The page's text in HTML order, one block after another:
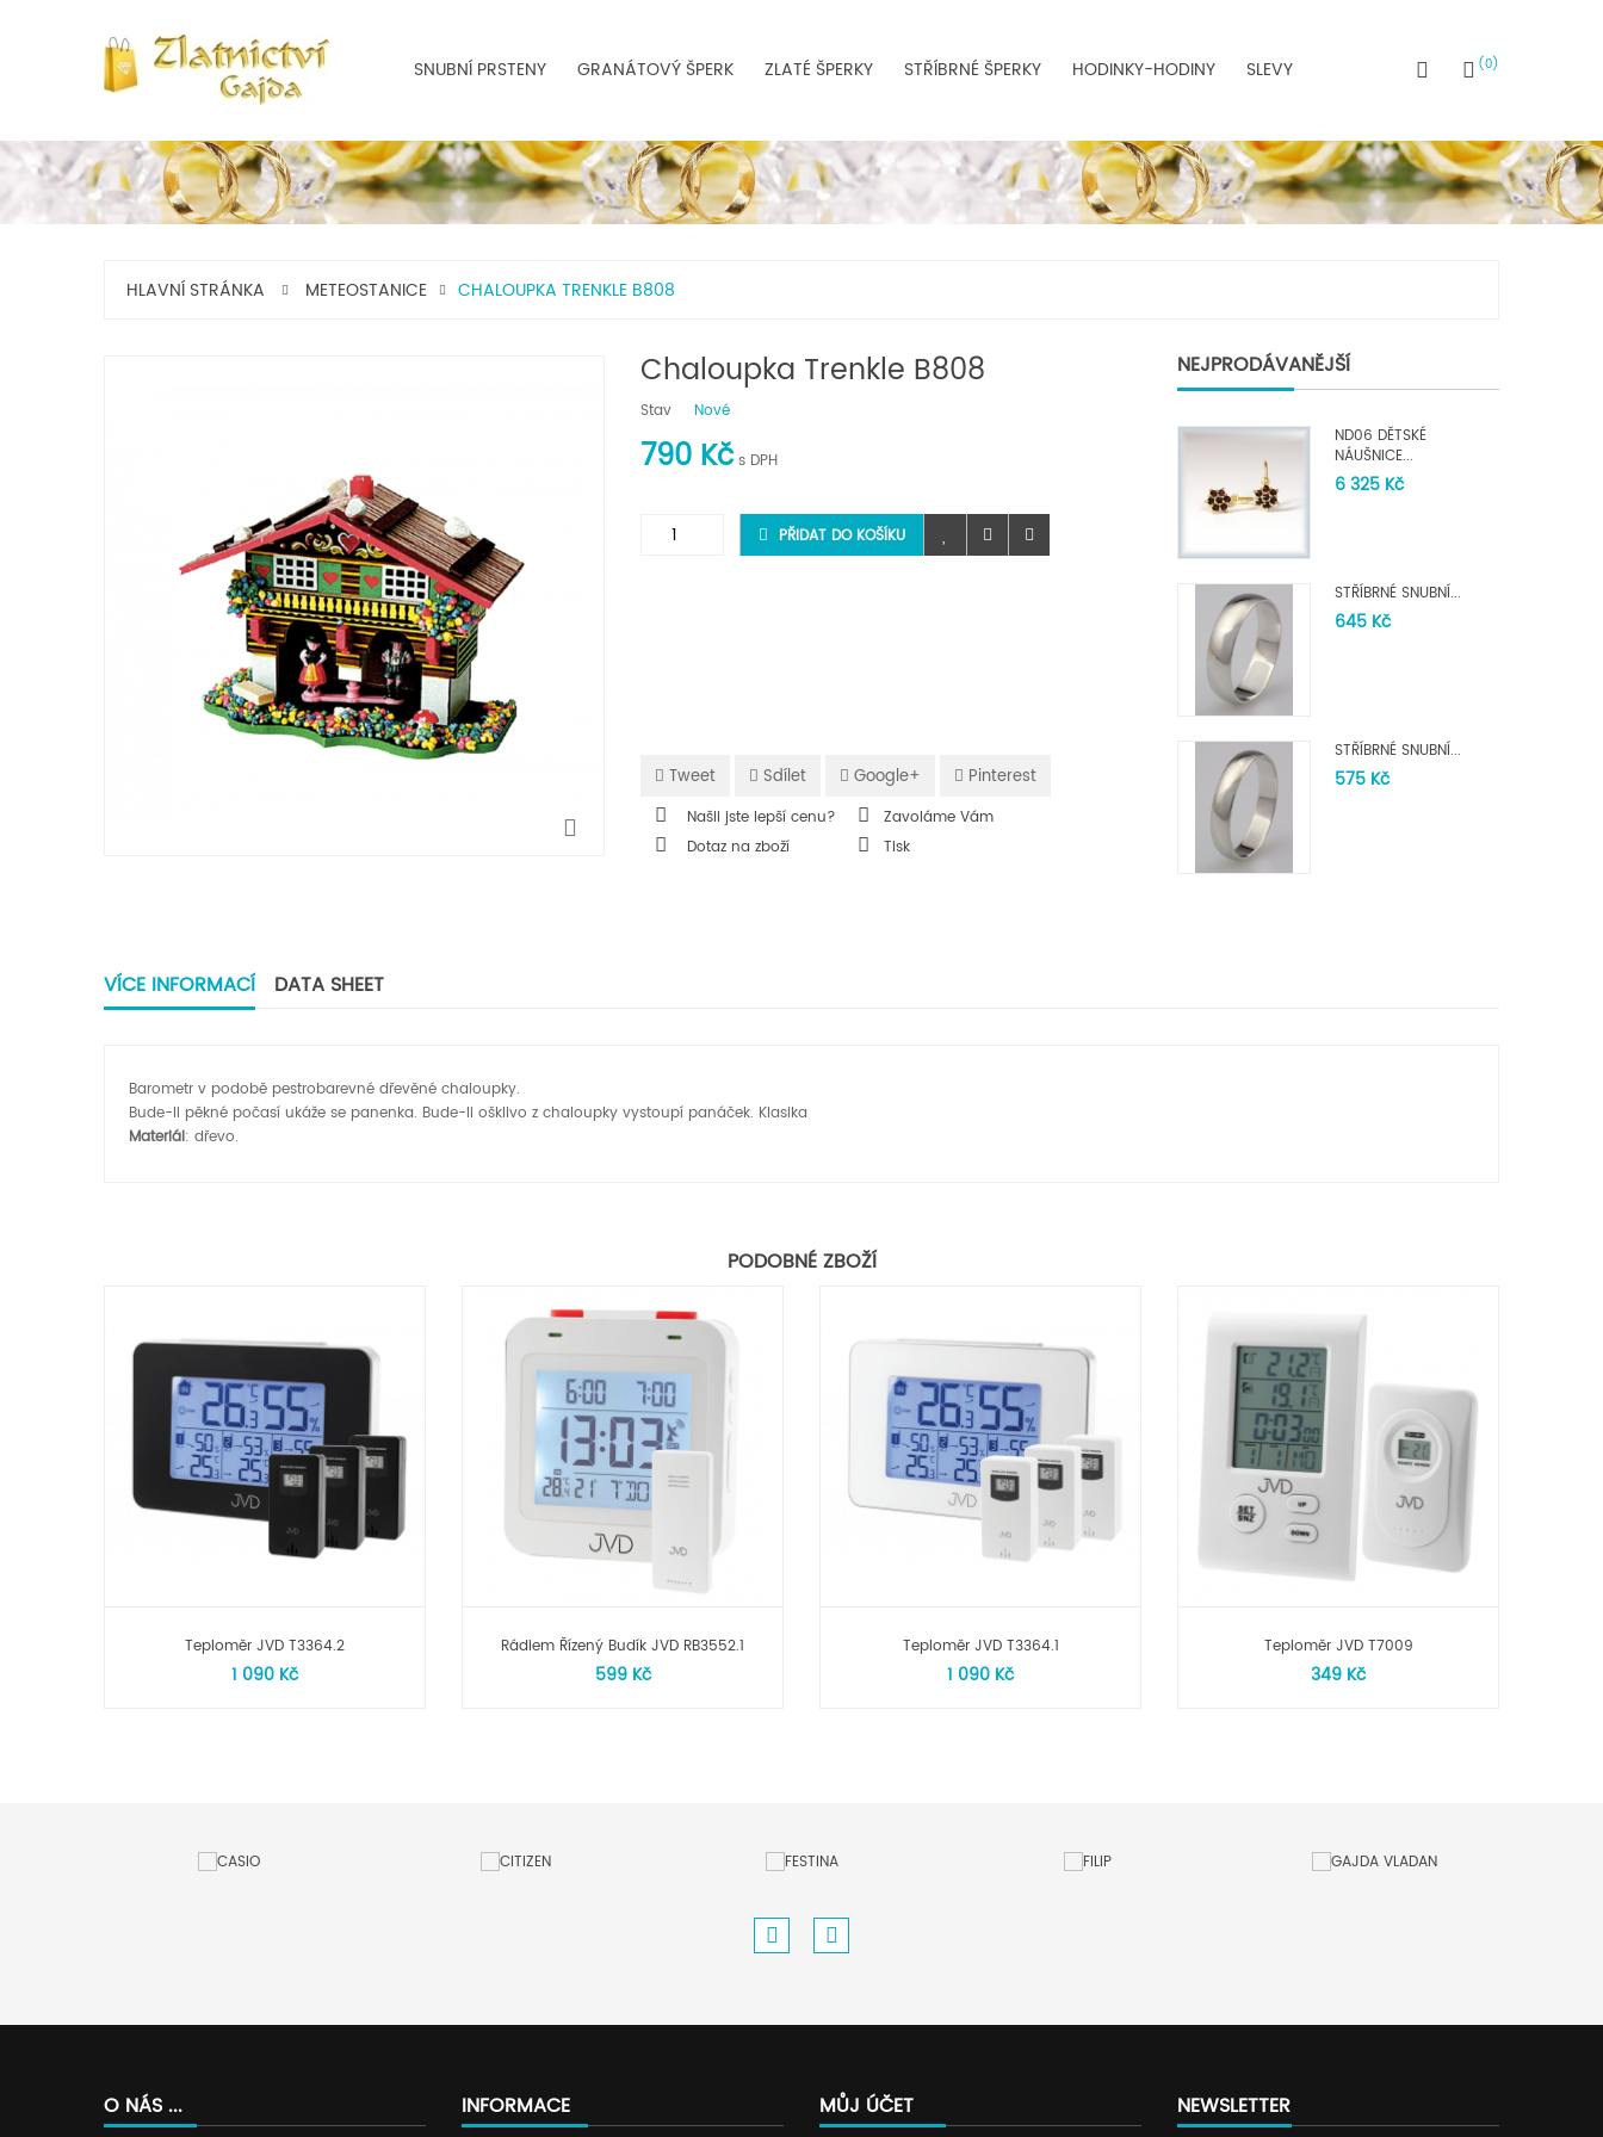
0
SNUBNÍ PRSTENY GRANÁTOVÝ ŠPERK ZLATÉ ŠPERKY STŘÍBRNÉ ŠPERKY HODINKY-HODINY SLEVY
HLAVNÍ STRÁNKA METEOSTANICE CHALOUPKA TRENKLE B808
Chaloupka Trenkle B808
Stav Nové
790 Kčs DPH
PŘIDAT DO KOŠÍKU
Tweet Sdílet Google+ Pinterest
Našli jste lepší cenu?
Zavoláme Vám
Dotaz na zboží
Tisk
NEJPRODÁVANĚJŠÍ
ND06 DĚTSKÉ
NÁUŠNICE...
6 325 Kč
STŘÍBRNÉ SNUBNÍ...
645 Kč
STŘÍBRNÉ SNUBNÍ...
575 Kč
VÍCE INFORMACÍ DATA SHEET
Barometr v podobě pestrobarevné dřevěné chaloupky.
Bude-li pěkné počasí ukáže se panenka. Bude-li ošklivo z chaloupky vystoupí panáček. Klasika
Materiál: dřevo.
PODOBNÉ ZBOŽÍ
Teploměr JVD T3364.2
1 090 Kč
Rádiem Řízený Budík JVD RB3552.1
599 Kč
Teploměr JVD T3364.1
1 090 Kč
Teploměr JVD T7009
349 Kč
O NÁS ... INFORMACE MŮJ ÚČET NEWSLETTER